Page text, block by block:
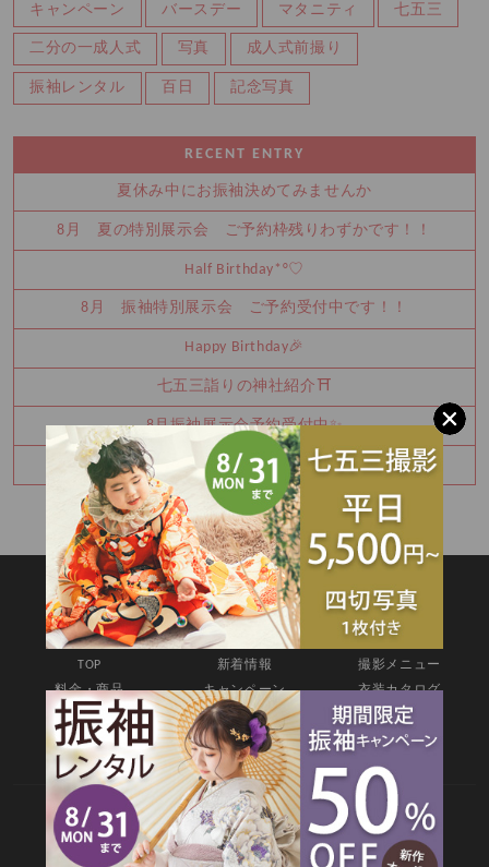
キャンペーン バースデー マタニティ 七五三
二分の一成人式 写真 成人式前撮り
振袖レンタル 百日 記念写真
RECENT ENTRY
夏休み中にお振袖決めてみませんか
8月 夏の特別展示会 ご予約枠残りわずかです！！
Half Birthday‪‪*°♡
8月 振袖特別展示会 ご予約受付中です！！
Happy Birthday🎉
七五三詣りの神社紹介⛩️
8月振袖展示会予約受付中✨
卒業袴レンタルご予約承り中♪
SITEMAP
TOP 新着情報
撮影メニュー
料金・商品
キャンペーン
衣装カタログ
店舗情報
よくあるご質問
お問合せ
web撮影予約
CONTACT